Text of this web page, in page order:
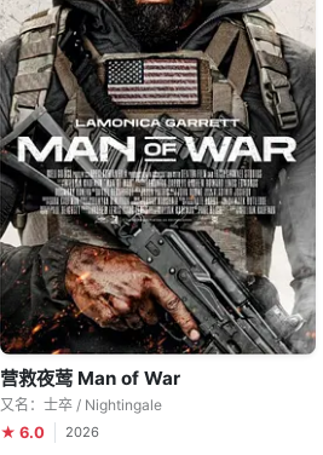
营救夜莺 Man of War
又名：士卒 / Nightingale
★ 6.0
2026